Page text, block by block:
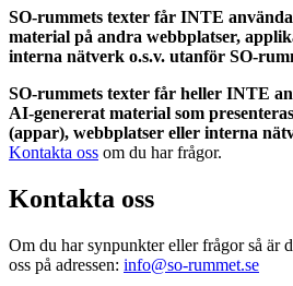
SO-rummets texter får INTE
material på andra webbplatser,
interna nätverk o.s.v. utanför SO-
SO-rummets texter får heller INTE
AI-genererat material som
(appar), webbplatser eller interna
Kontakta oss om du har frågor.
Kontakta oss
Om du har synpunkter eller frågor så är
oss på adressen: info@so-rummet.se